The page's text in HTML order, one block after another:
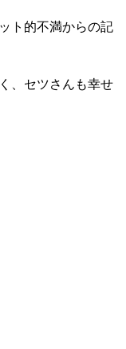
ト的不満からの記
、セツさんも幸せ